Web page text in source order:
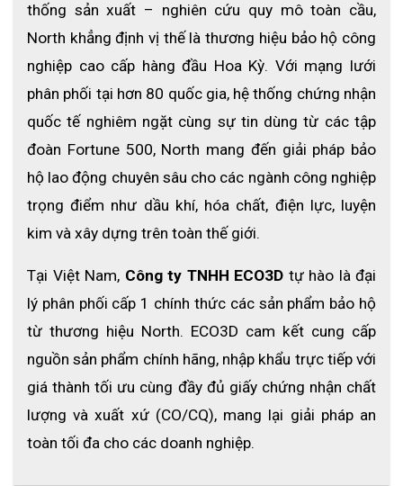
thống sản xuất – nghiên cứu quy mô toàn cầu,
North khẳng định vị thế là thương hiệu bảo hộ công
nghiệp cao cấp hàng đầu Hoa Kỳ. Với mạng lưới
phân phối tại hơn 80 quốc gia, hệ thống chứng nhận
quốc tế nghiêm ngặt cùng sự tin dùng từ các tập
đoàn Fortune 500, North mang đến giải pháp bảo
hộ lao động chuyên sâu cho các ngành công nghiệp
trọng điểm như dầu khí, hóa chất, điện lực, luyện
kim và xây dựng trên toàn thế giới.
Tại Việt Nam, Công ty TNHH ECO3D tự hào là đại
lý phân phối cấp 1 chính thức các sản phẩm bảo hộ
từ thương hiệu North. ECO3D cam kết cung cấp
nguồn sản phẩm chính hãng, nhập khẩu trực tiếp với
giá thành tối ưu cùng đầy đủ giấy chứng nhận chất
lượng và xuất xứ (CO/CQ), mang lại giải pháp an
toàn tối đa cho các doanh nghiệp.